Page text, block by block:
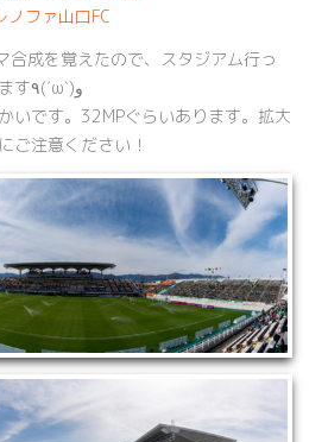
ファ山口FC
成を覚えたので、スタジアム行っ
たときは作ろうと思います٩(ˊωˋ)و
いです。32MPぐらいあります。拡大
ご注意ください！